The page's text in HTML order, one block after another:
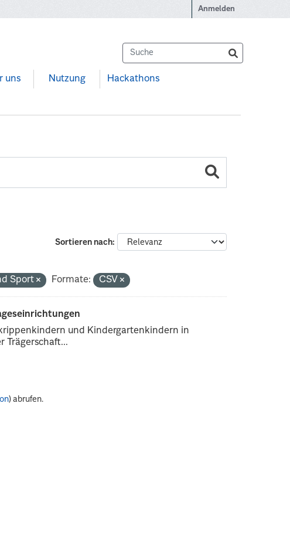
Anmelden
uns Nutzung Hackathons
Sortieren nach
Sport Formate: CSV
und Kindergartenkindern in
Trägerschaft...
) abrufen.